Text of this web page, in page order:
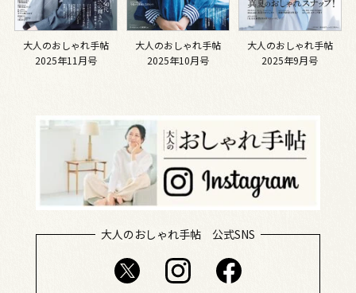
大人のおしゃれ手帖
2025年11月号
大人のおしゃれ手帖
2025年10月号
大人のおしゃれ手帖
2025年9月号
大人のおしゃれ手帖 公式SNS